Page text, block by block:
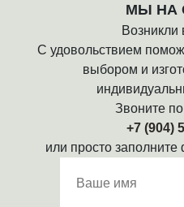
МЫ НА
Возникли
С удовольствием
выбором и
Звоните
+7 (904)
или просто